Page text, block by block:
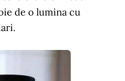
de o lumina cu